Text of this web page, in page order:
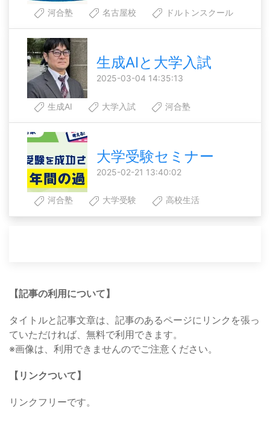
河合塾
名古屋校 ドルトンスクール
生成AIと大学入試
2025-03-04 14:35:13
生成AI 大学入試 河合塾
大学受験セミナー
2025-02-21 13:40:02
河合塾 大学受験 高校生活
【記事の利用について】
タイトルと記事文章は、記事のあるページにリンクを張っ
ていただければ、無料で利用できます。
※画像は、利用できませんのでご注意ください。
【リンクついて】
リンクフリーです。